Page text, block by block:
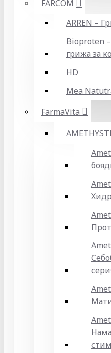
FARCOM
ARREN –
Bioproten
грижа за
HD
Mea
FarmaVita